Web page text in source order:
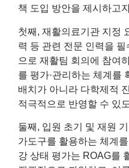
책 도입 방안을 제시하고
첫째, 재활의료기관 지정
력 등 관련 전문 인력을
으로 재활팀 회의에 참여
를 평가·관리하는 체계를
배치가 아니라 다학제적
적극적으로 반영할 수 있
둘째, 입원 초기 및 재원
가도구를 활용하는 체계
강 상태 평가는 ROAG를